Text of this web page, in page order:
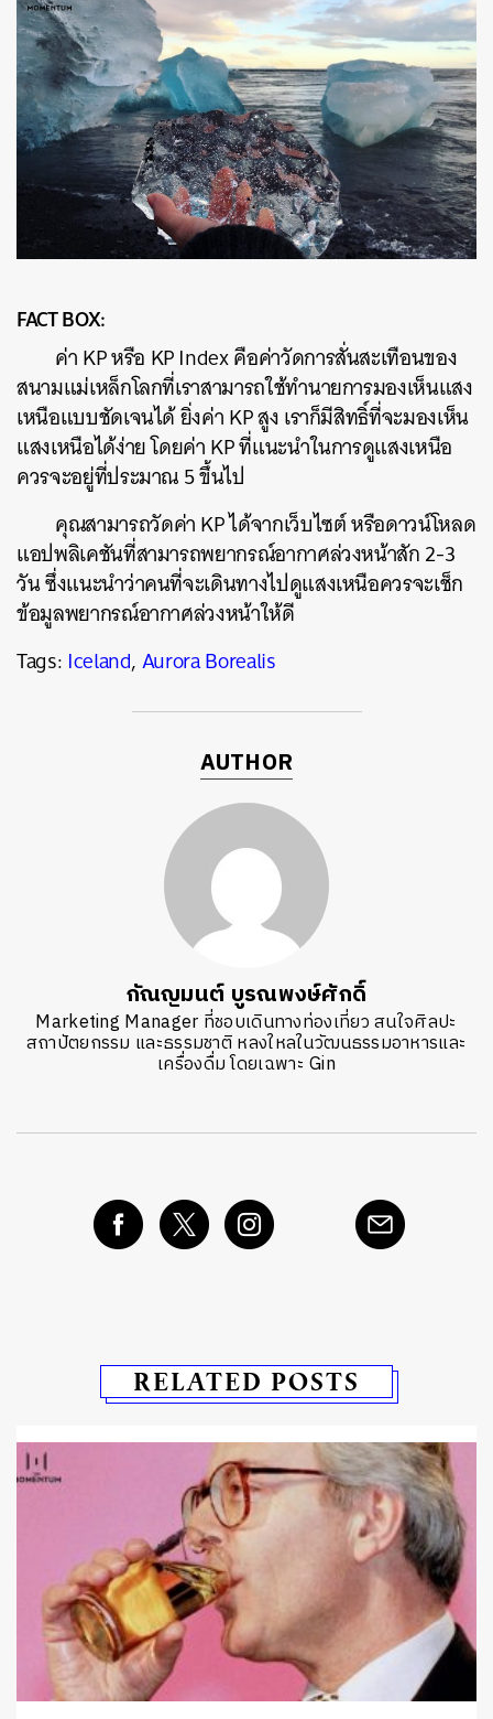
FACT BOX:
ค่า KP หรือ KP Index คือค่าวัดการสั่นสะเทือนของ
สนามแม่เหล็กโลกที่เราสามารถใช้ทำนายการมองเห็นแสง
เหนือแบบชัดเจนได้ ยิ่งค่า KP สูง เราก็มีสิทธิ์ที่จะมองเห็น
แสงเหนือได้ง่าย โดยค่า KP ที่แนะนำในการดูแสงเหนือ
ควรจะอยู่ที่ประมาณ 5 ขึ้นไป
คุณสามารถวัดค่า KP ได้จากเว็บไซต์ หรือดาวน์โหลด
แอปพลิเคชันที่สามารถพยากรณ์อากาศล่วงหน้าสัก 2-3
วัน ซึ่งแนะนำว่าคนที่จะเดินทางไปดูแสงเหนือควรจะเช็ก
ข้อมูลพยากรณ์อากาศล่วงหน้าให้ดี
Tags: Iceland,Aurora Borealis
AUTHOR
กัณญมนต์ บูรณพงษ์ศักดิ์
Marketing Manager ที่ชอบเดินทางท่องเที่ยว สนใจศิลปะ
สถาปัตยกรรม และธรรมชาติ หลงใหลในวัฒนธรรมอาหารและ
เครื่องดื่ม โดยเฉพาะ Gin
RELATED POSTS